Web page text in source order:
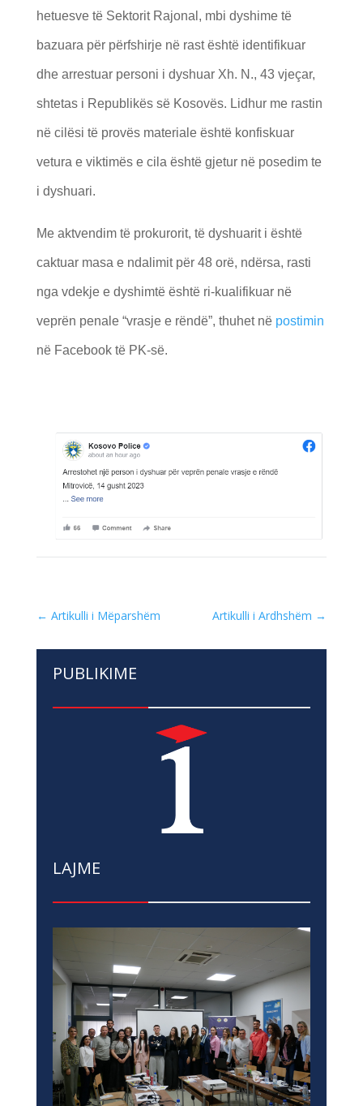
hetuesve të Sektorit Rajonal, mbi dyshime të
bazuara për përfshirje në rast është identifikuar
dhe arrestuar personi i dyshuar Xh. N., 43 vjeçar,
shtetas i Republikës së Kosovës. Lidhur me rastin
në cilësi të provës materiale është konfiskuar
vetura e viktimës e cila është gjetur në posedim te
i dyshuari.
Me aktvendim të prokurorit, të dyshuarit i është
caktuar masa e ndalimit për 48 orë, ndërsa, rasti
nga vdekje e dyshimtë është ri-kualifikuar në
veprën penale “vrasje e rëndë”, thuhet në postimin
në Facebook të PK-së.
← Artikulli i Mëparshëm Artikulli i Ardhshëm →
PUBLIKIME
LAJME